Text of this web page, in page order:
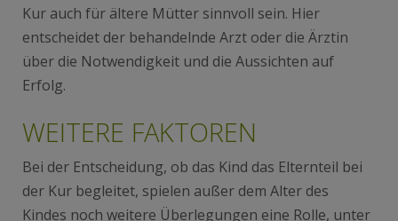
Kur auch für ältere Mütter sinnvoll sein. Hier
entscheidet der behandelnde Arzt oder die Ärztin
über die Notwendigkeit und die Aussichten auf
Erfolg.
WEITERE FAKTOREN
Bei der Entscheidung, ob das Kind das Elternteil bei
der Kur begleitet, spielen außer dem Alter des
Kindes noch weitere Überlegungen eine Rolle, unter